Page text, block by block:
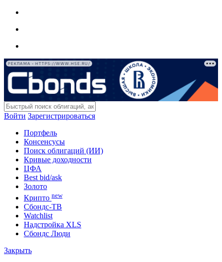
РЕКЛАМА • HTTPS://WWW.HSE.RU/
Войти Зарегистрироваться
Портфель
Консенсусы
Поиск облигаций (ИИ)
Кривые доходности
ЦФА
Best bid/ask
Золото
Крипто new
Сбондс-ТВ
Watchlist
Надстройка XLS
Сбондс Люди
Закрыть